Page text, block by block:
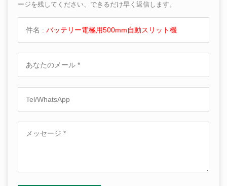
ージを残してください、できるだけ早く返信します。
件名 : バッテリー電極用500mm自動スリット機